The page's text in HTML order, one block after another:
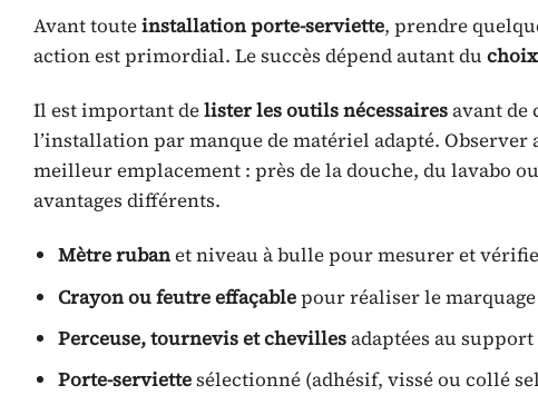
Avant touteinstallation porte-serviette, prendre
action est primordial. Le succès dépend autant du
Il est important delister les outils nécessairesavant de
l’installation par manque de matériel adapté.
meilleur emplacement : près de la douche, du lavabo
avantages différents.
Mètre rubanet niveau à bulle pour mesurer et
Crayon ou feutre effaçablepour réaliser le
Perceuse, tournevis et chevillesadaptées au
Porte-serviettesélectionné (adhésif, vissé ou collé